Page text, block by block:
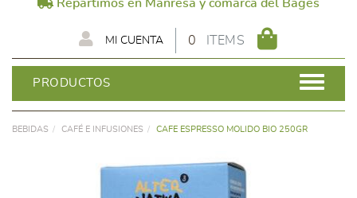
Repartimos en Manresa y comarca del Bages
0 ITEMS
MI CUENTA
PRODUCTOS
BEBIDAS CAFÉ E INFUSIONES CAFE ESPRESSO MOLIDO BIO 250GR